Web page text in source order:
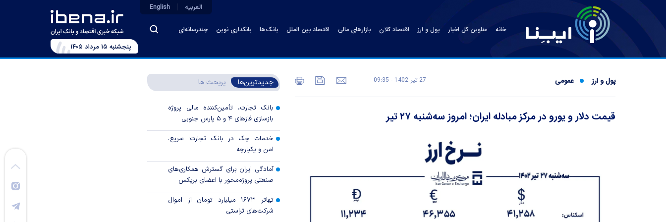
خانه عناوین کل اخبار پول و ارز اقتصاد کلان بازارهای مالی اقتصاد بین الملل بانک‌ها بانکداری نوین چندرسانه‌ای
العربیه English
پنجشنبه ۱۵ مرداد ۱۴۰۵
پول و ارز عمومی 27 تير 1402 - 09:35
قیمت دلار و یورو در مرکز مبادله ایران؛ امروز سه‌شنبه ۲۷ تیر
جدیدترین‌ها پربحث ها
بانک تجارت، تأمین‌کننده مالی پروژه
بازسازی فاز‌های ۴ و ۵ پارس جنوبی
خدمات چک در بانک تجارت؛ سریع،
امن و یکپارچه
آمادگی ایران برای گسترش همکاری‌های
صنعتی پروژه‌محور با اعضای بریکس
تهاتر ۱۶۷۳ میلیارد تومان از اموال
شرکت‌های تراستی